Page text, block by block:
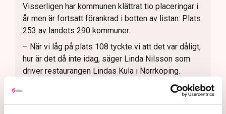
Visserligen har kommunen klättrat tio placeringar i
år men är fortsatt förankrad i botten av listan: Plats
253 av landets 290 kommuner.
– När vi låg på plats 108 tyckte vi att det var dåligt,
hur är det då inte idag, säger Linda Nilsson som
driver restaurangen Lindas Kula i Norrköping.
Den punkt i LFK-undersökningen där förvaltningen